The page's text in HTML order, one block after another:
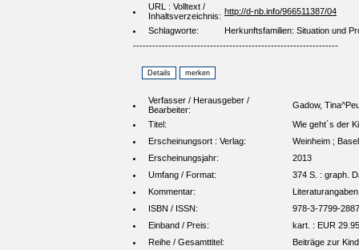
URL : Volltext /
Inhaltsverzeichnis: http://d-nb.info/966511387/04
Schlagworte:
Herkunftsfamilien: Situation und
----------------------------------------------------------------
Verfasser / Herausgeber /
Bearbeiter:
Gadow,
Titel:
Wie geht´s der
Erscheinungsort : Verlag:
Weinheim ;
Erscheinungsjahr:
2013
Umfang / Format:
374 S. : graph.
Kommentar:
Literaturangaben
ISBN / ISSN:
978-3-7799-
Einband / Preis:
kart. : EUR
Reihe / Gesamttitel:
Beiträge zur